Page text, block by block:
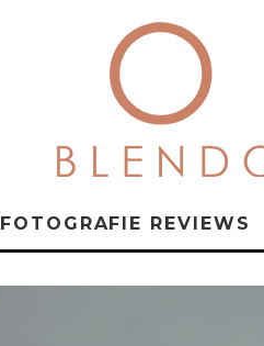
FOTOGRAFIE REVIEWS